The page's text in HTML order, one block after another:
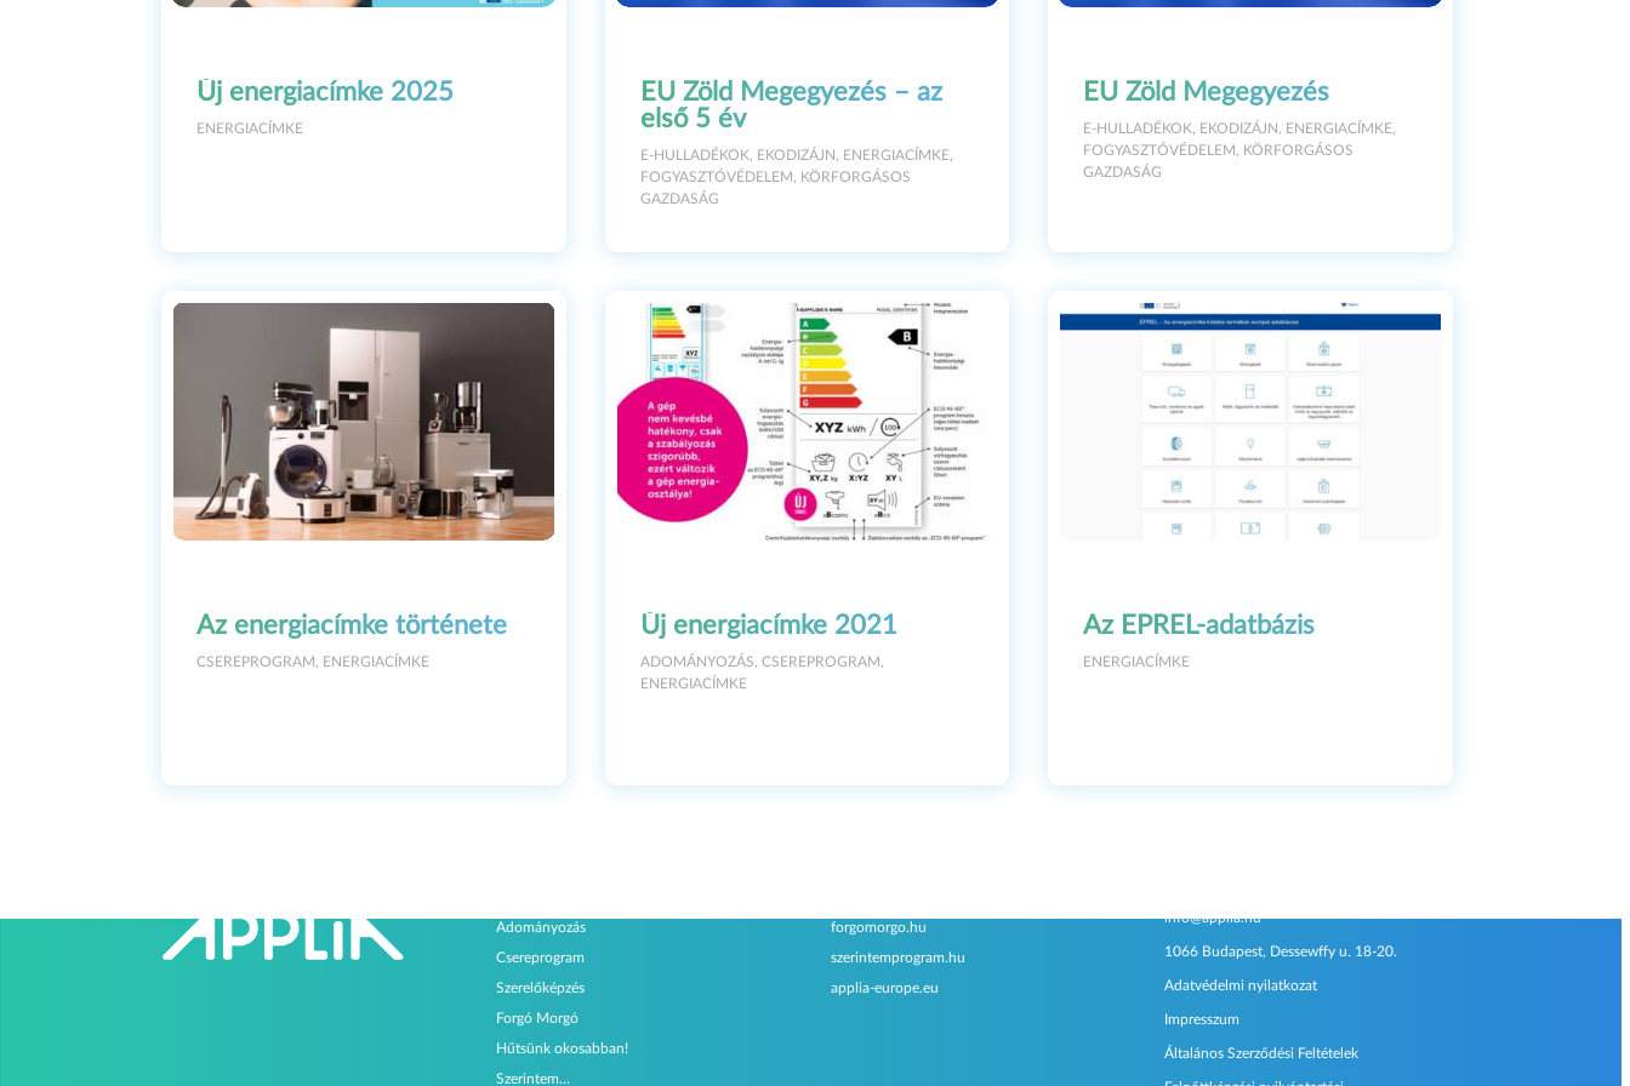
Új energiacímke 2025
ENERGIACÍMKE
Az energiacímke története
CSEREPROGRAM, ENERGIACÍMKE
EU Zöld Megegyezés – az
első 5 év
E-HULLADÉKOK, EKODIZÁJN, ENERGIACÍMKE,
FOGYASZTÓVÉDELEM, KÖRFORGÁSOS
GAZDASÁG
Új energiacímke 2021
ADOMÁNYOZÁS, CSEREPROGRAM,
ENERGIACÍMKE
EU Zöld Megegyezés
E-HULLADÉKOK, EKODIZÁJN, ENERGIACÍMKE,
FOGYASZTÓVÉDELEM, KÖRFORGÁSOS
GAZDASÁG
Az EPREL-adatbázis
ENERGIACÍMKE
Adományozás
Csereprogram
Szerelőképzés
Forgó Morgó
Hűtsünk okosabban!
Szerintem…
forgomorgo.hu
szerintemprogram.hu
applia-europe.eu
info@applia.hu
1066 Budapest, Dessewffy u. 18-20.
Adatvédelmi nyilatkozat
Impresszum
Általános Szerződési Feltételek